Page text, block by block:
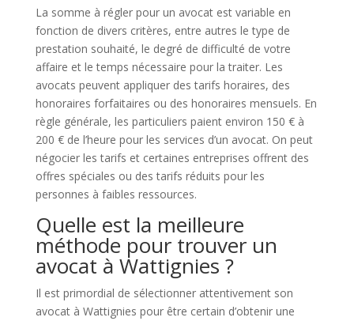
La somme à régler pour un avocat est variable en
fonction de divers critères, entre autres le type de
prestation souhaité, le degré de difficulté de votre
affaire et le temps nécessaire pour la traiter. Les
avocats peuvent appliquer des tarifs horaires, des
honoraires forfaitaires ou des honoraires mensuels. En
règle générale, les particuliers paient environ 150 € à
200 € de l’heure pour les services d’un avocat. On peut
négocier les tarifs et certaines entreprises offrent des
offres spéciales ou des tarifs réduits pour les
personnes à faibles ressources.
Quelle est la meilleure
méthode pour trouver un
avocat à Wattignies ?
Il est primordial de sélectionner attentivement son
avocat à Wattignies pour être certain d’obtenir une